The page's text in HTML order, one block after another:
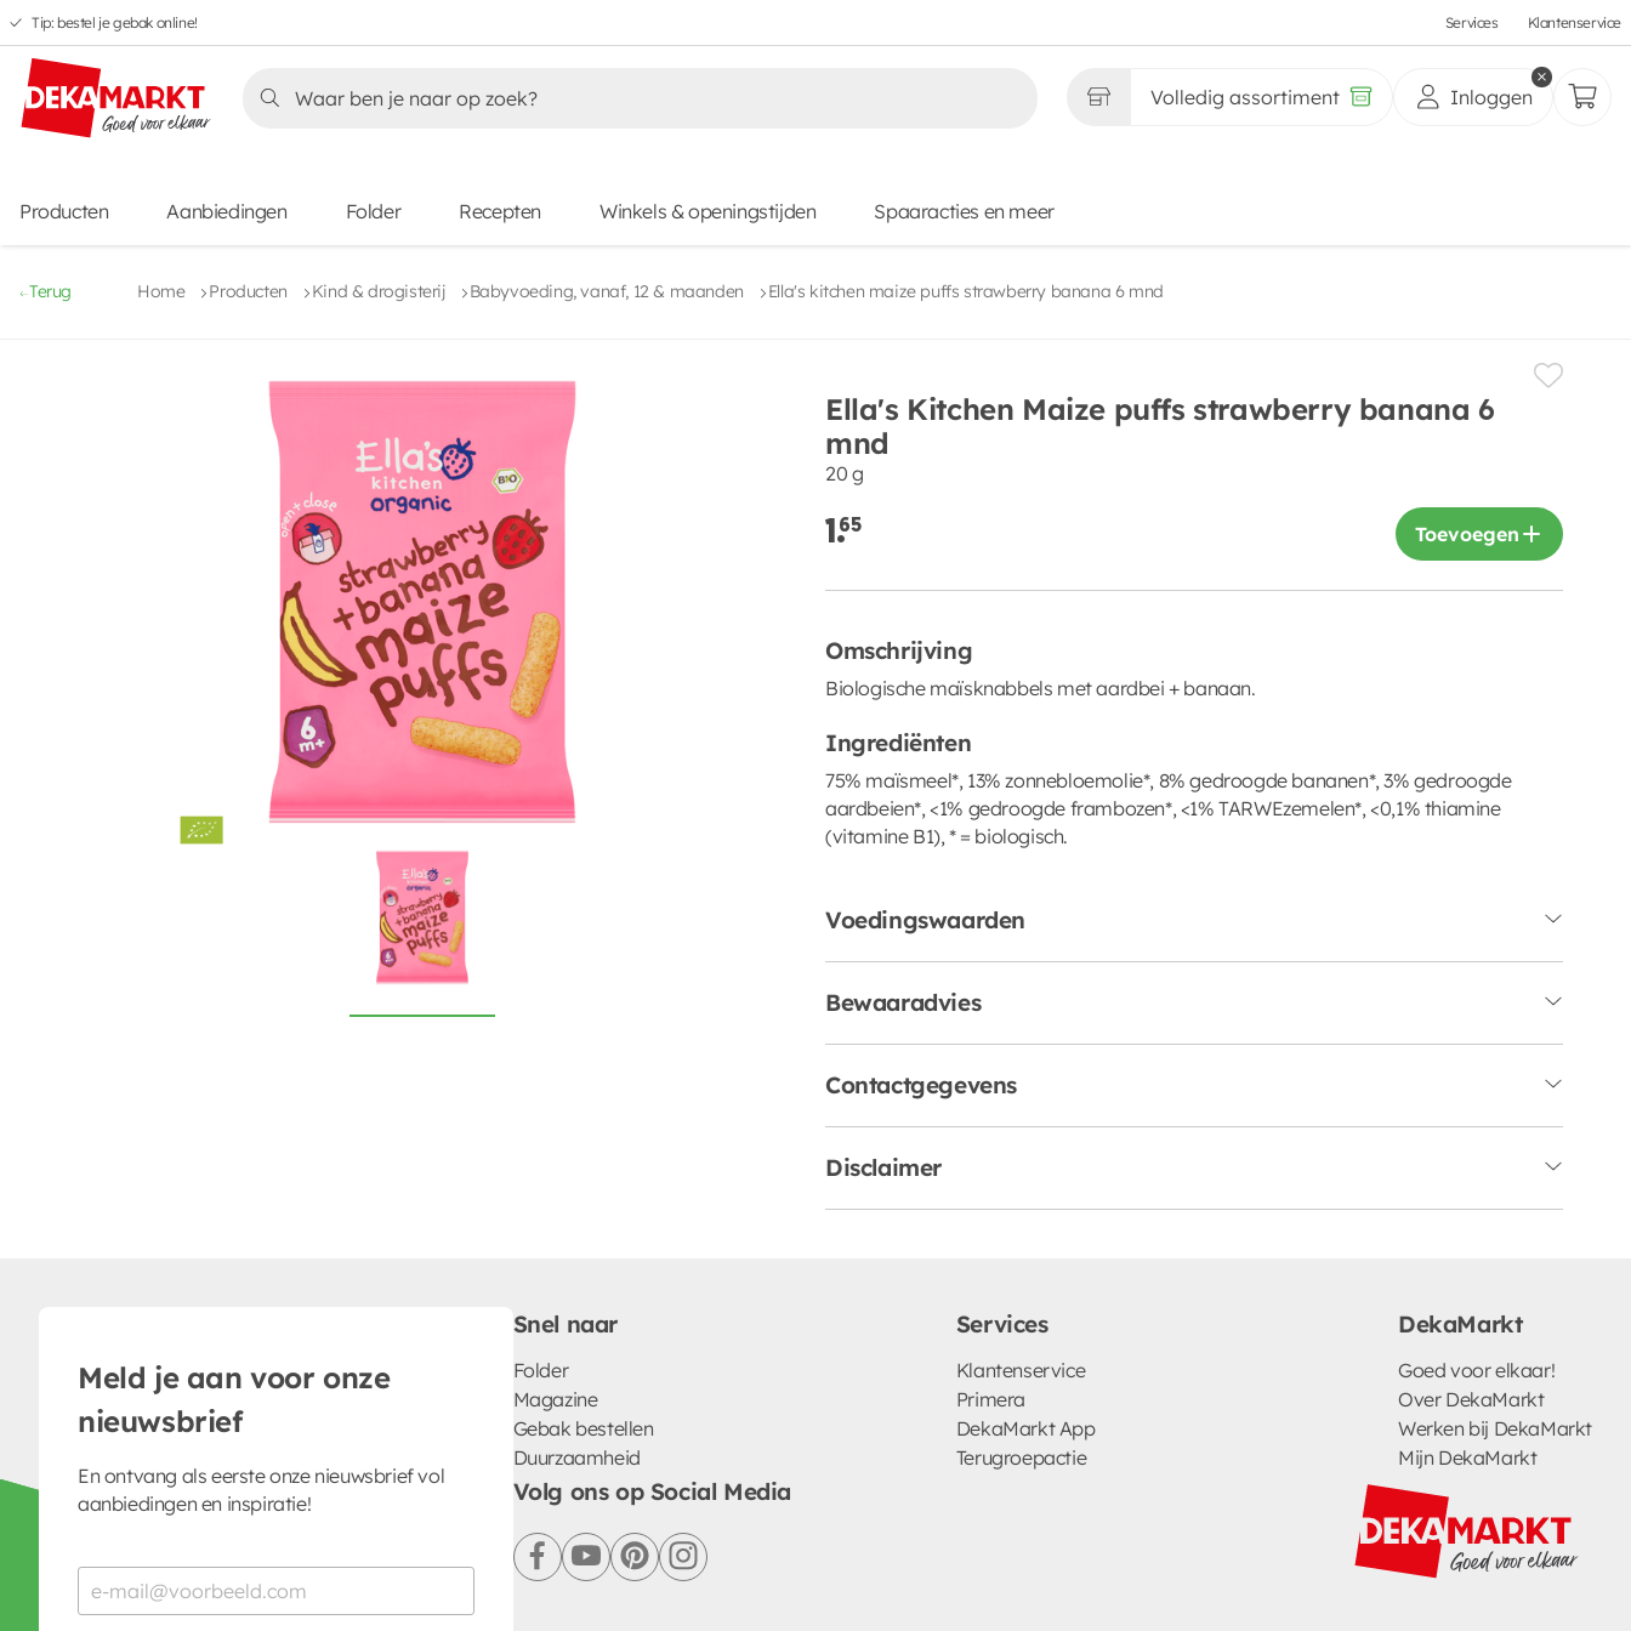
Overslaan
naar
hoofdnavigatie
Overslaan
naar
hoofdinhoud
Overslaan
naar
voettekstinhoud
Overslaan
naar
aanbiedingen
Tip: bestel je gebak online! Services Klantenservice
Volledig assortiment Inloggen
Producten Aanbiedingen Folder Recepten Winkels & openingstijden Spaaracties en meer
Terug Home Producten Kind & drogisterij Babyvoeding, vanaf, 12 & maanden Ella's kitchen maize puffs strawberry banana 6 mnd
Ella's Kitchen Maize puffs strawberry banana 6
mnd
20 g
1.65 Toevoegen
Omschrijving
Biologische maïsknabbels met aardbei + banaan.
Ingrediënten
75% maïsmeel*, 13% zonnebloemolie*, 8% gedroogde bananen*, 3% gedroogde
aardbeien*, <1% gedroogde frambozen*, <1% TARWEzemelen*, <0,1% thiamine
(vitamine B1), * = biologisch.
Voedingswaarden
Bewaaradvies
Contactgegevens
Disclaimer
Meld je aan voor onze
nieuwsbrief
En ontvang als eerste onze nieuwsbrief vol
aanbiedingen en inspiratie!
Snel naar
Folder
Magazine
Gebak bestellen
Duurzaamheid
Services
Klantenservice
Primera
DekaMarkt App
Terugroepactie
DekaMarkt
Goed voor elkaar!
Over DekaMarkt
Werken bij DekaMarkt
Mijn DekaMarkt
Volg ons op Social Media
facebookyoutubepinterestinstagram